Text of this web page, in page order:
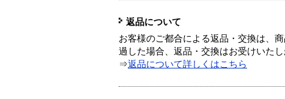
返品について
お客様のご都合による返品・交換は、
過した場合、返品・交換はお受けいたし
⇒返品について詳しくはこちら